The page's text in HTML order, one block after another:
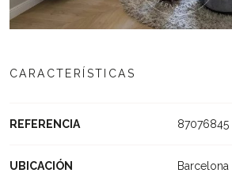
CARACTERÍSTICAS
REFERENCIA 87076845
UBICACIÓN Barcelona